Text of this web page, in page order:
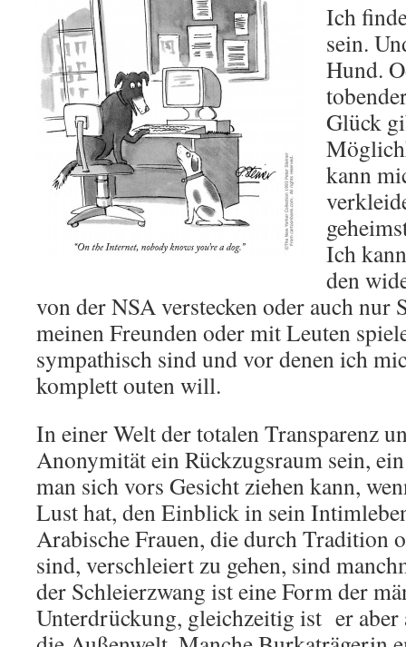
Ich
sein.
Hund.
Glück
kann
Ich
den
von der NSA verstecken oder auch nur
meinen Freunden oder mit Leuten
sympathisch sind und vor denen ich
komplett outen will.
In einer Welt der totalen Transparenz
Anonymität ein Rückzugsraum sein,
man sich vors Gesicht ziehen kann,
Lust hat, den Einblick in sein
Arabische Frauen, die durch Tradition
sind, verschleiert zu gehen, sind
der Schleierzwang ist eine Form der
Unterdrückung, gleichzeitig ist er aber